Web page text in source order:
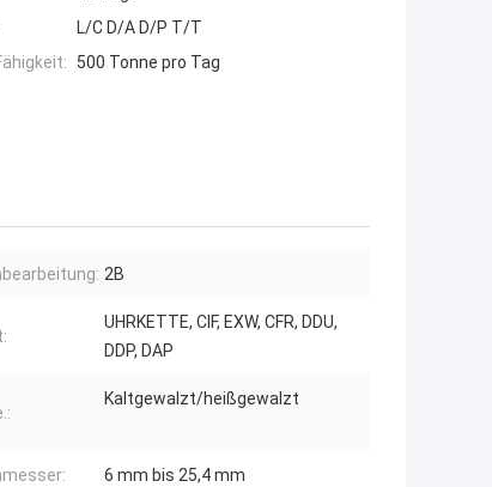
L/C D/A D/P T/T
500 Tonne pro Tag
2B
UHRKETTE, CIF, EXW, CFR, DDU,
DDP, DAP
Kaltgewalzt/heißgewalzt
6 mm bis 25,4 mm